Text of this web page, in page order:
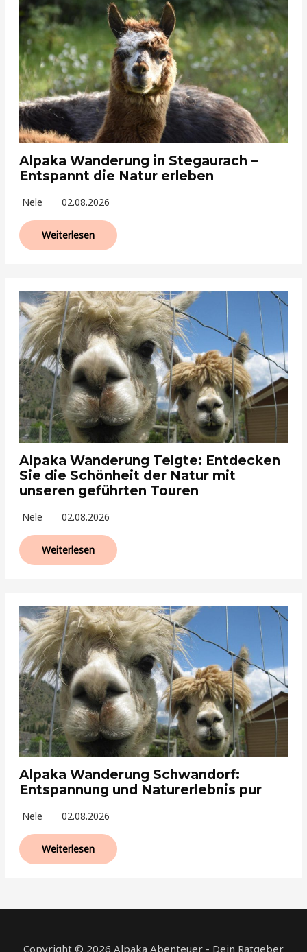
Alpaka Wanderung in Stegaurach –
Entspannt die Natur erleben
Nele 02.08.2026
Weiterlesen
Alpaka Wanderung Telgte: Entdecken
Sie die Schönheit der Natur mit
unseren geführten Touren
Nele 02.08.2026
Weiterlesen
Alpaka Wanderung Schwandorf:
Entspannung und Naturerlebnis pur
Nele 02.08.2026
Weiterlesen
Copyright © 2026 Alpaka Abenteuer - Dein Ratgeber